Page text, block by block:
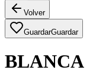
Volver
GuardarGuardar
BLANCA